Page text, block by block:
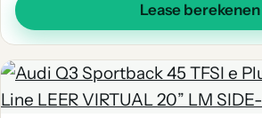
Lease berekenen